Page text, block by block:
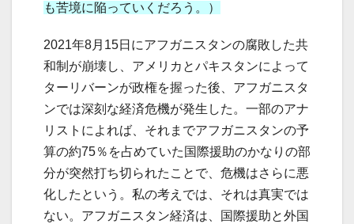
も苦境に陥っていくだろう。）
2021年8月15日にアフガニスタンの腐敗した共
和制が崩壊し、アメリカとパキスタンによって
ターリバーンが政権を握った後、アフガニスタ
ンでは深刻な経済危機が発生した。一部のアナ
リストによれば、それまでアフガニスタンの予
算の約75％を占めていた国際援助のかなりの部
分が突然打ち切られたことで、危機はさらに悪
化したという。私の考えでは、それは真実では
ない。アフガニスタン経済は、国際援助と外国